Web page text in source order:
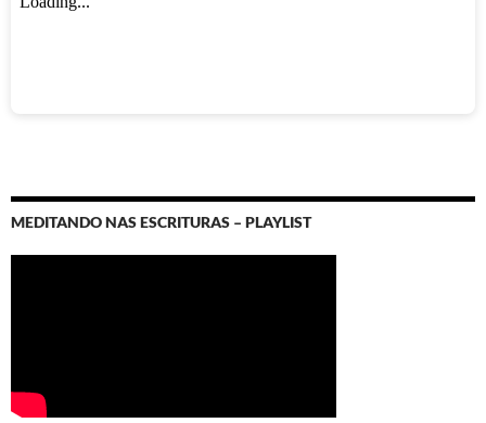
MEDITANDO NAS ESCRITURAS – PLAYLIST